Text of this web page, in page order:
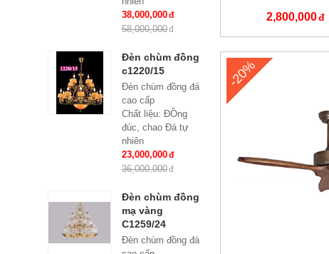
2,800,000
-20%
Số lượng tay : 24
tay
mm
Bóng đèn: Bóng led
tiết kiệm điện
E14*24
Bảo hành: 2 năm
38,000,000
58,000,000
Đèn chùm đồng
c1220/15
Đèn chùm đồng đá
cao cấp
Chất liệu: ĐỒng
đúc, chao Đá tự
nhiên
Số lượng tay : 15
tay
Bóng đèn: Bóng led
tiết kiệm điện
E14*15
Bảo hành: 2 năm
23,000,000
36,000,000
Đèn chùm đồng
mạ vàng
C1259/24
Đèn chùm đồng đá